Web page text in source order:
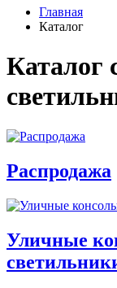
Главная
Каталог
Каталог
Распродажа
Уличные